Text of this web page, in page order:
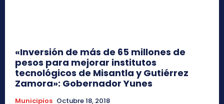
«Inversión de más de 65 millones de
pesos para mejorar institutos
tecnológicos de Misantla y Gutiérrez
Zamora»: Gobernador Yunes
Municipios Octubre 18, 2018